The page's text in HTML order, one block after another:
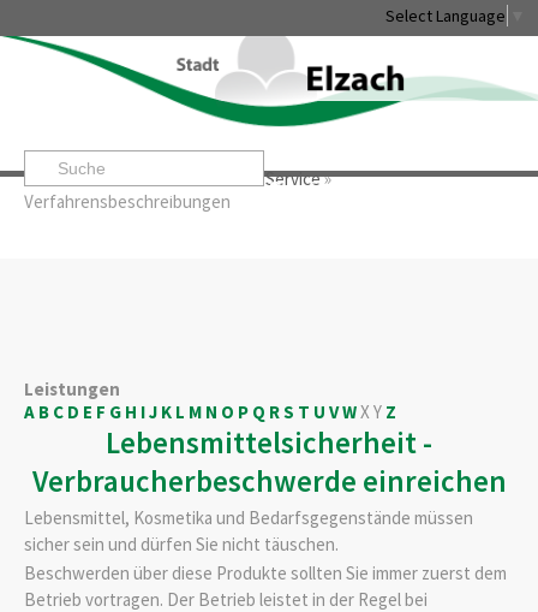
Select Language
Startseite» »Service»
Verfahrensbeschreibungen
Leben & Erleben Rathaus & Service
Leistungen
A B C D E F G H IJ K L M N O P Q RS T U VWXY Z
Lebensmittelsicherheit -
Verbraucherbeschwerde einreichen
Lebensmittel, Kosmetika und Bedarfsgegenstände müssen
sicher sein und dürfen Sie nicht täuschen.
Beschwerden über diese Produkte sollten Sie immer zuerst dem
Betrieb vortragen. Der Betrieb leistet in der Regel bei